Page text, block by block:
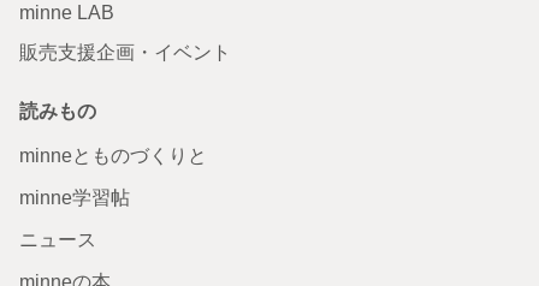
minne LAB
販売支援企画・イベント
読みもの
minneとものづくりと
minne学習帖
ニュース
minneの本